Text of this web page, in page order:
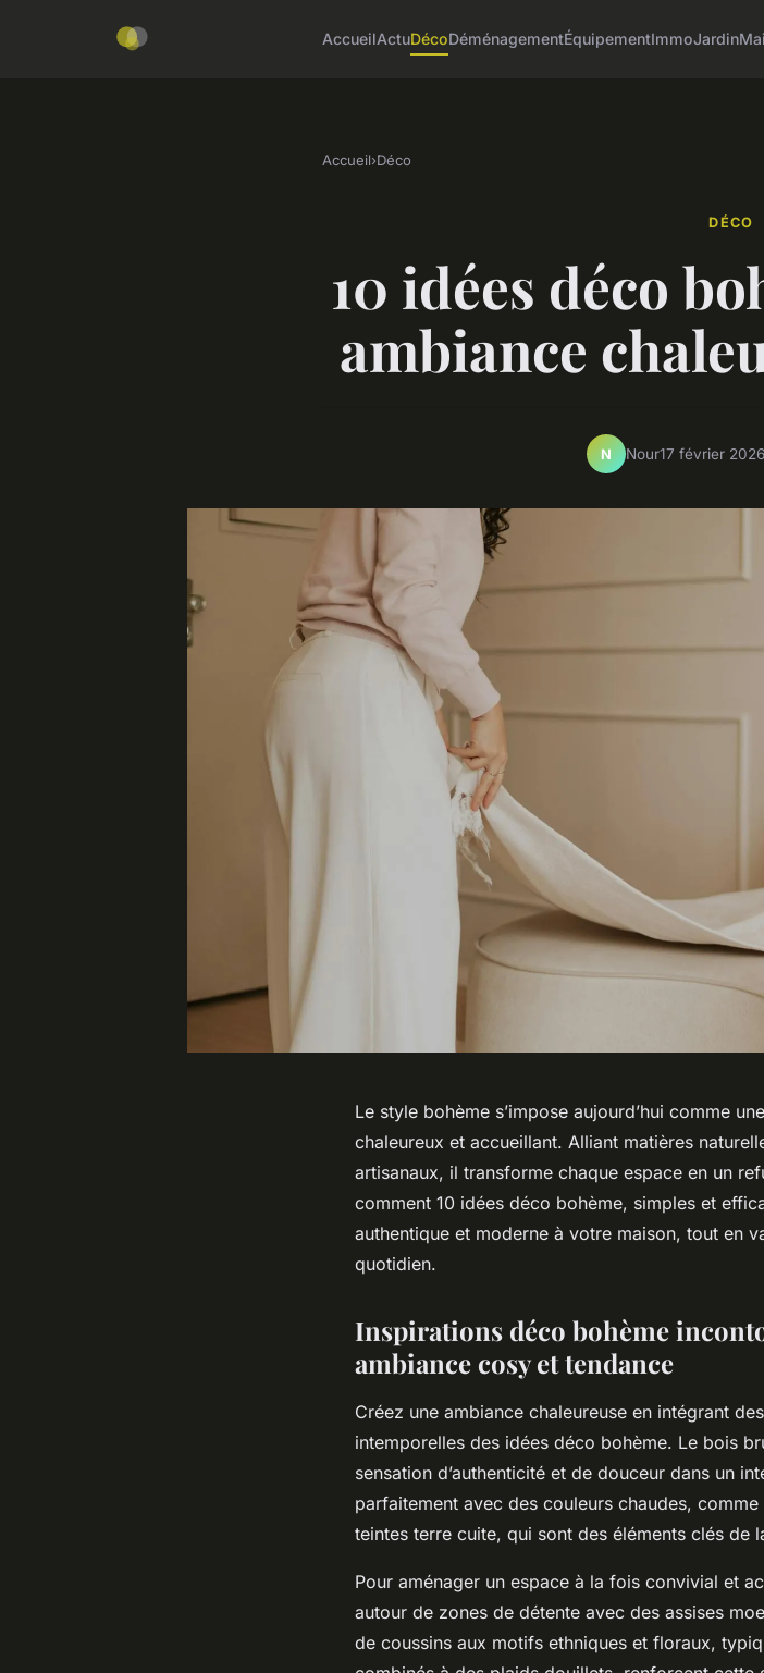
AccueilActuDécoDéménagementÉquipementImmoJardin
Accueil›Déco
DÉCO
10 idées déco
ambiance
N Nour17 février 2026
Le style bohème s’impose aujourd’hui comme
chaleureux et accueillant. Alliant matières
artisanaux, il transforme chaque espace en un
comment 10 idées déco bohème, simples et
authentique et moderne à votre maison, tout en
quotidien.
Inspirations déco bohème
ambiance cosy et tendance
Créez une ambiance chaleureuse en intégrant
intemporelles des idées déco bohème. Le bois
sensation d’authenticité et de douceur dans un
parfaitement avec des couleurs chaudes,
teintes terre cuite, qui sont des éléments clés de
Pour aménager un espace à la fois convivial et
autour de zones de détente avec des assises
de coussins aux motifs ethniques et floraux,